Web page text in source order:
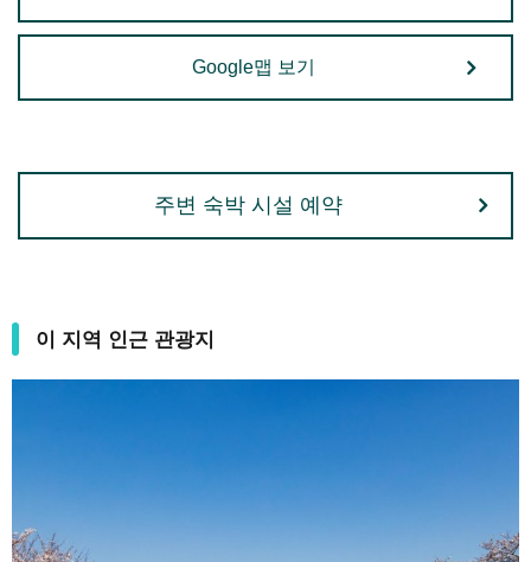
Google맵 보기
주변 숙박 시설 예약
이 지역 인근 관광지